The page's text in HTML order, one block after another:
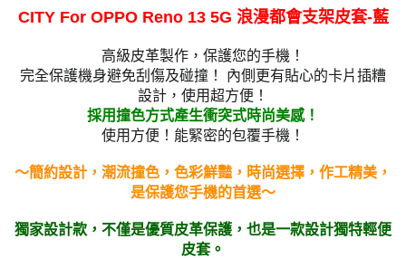
CITY For OPPO Reno 13 5G 浪漫都會支架皮套-藍
高級皮革製作，保護您的手機！
完全保護機身避免刮傷及碰撞！ 內側更有貼心的卡片插糟
設計，使用超方便！
採用撞色方式產生衝突式時尚美感！
使用方便！能緊密的包覆手機！
～簡約設計，潮流撞色，色彩鮮豔，時尚選擇，作工精美，
是保護您手機的首選～
獨家設計款，不僅是優質皮革保護，也是一款設計獨特輕便
皮套。